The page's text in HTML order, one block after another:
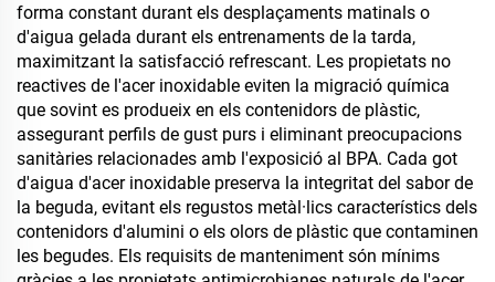
forma constant durant els desplaçaments matinals o
d'aigua gelada durant els entrenaments de la tarda,
maximitzant la satisfacció refrescant. Les propietats no
reactives de l'acer inoxidable eviten la migració química
que sovint es produeix en els contenidors de plàstic,
assegurant perfils de gust purs i eliminant preocupacions
sanitàries relacionades amb l'exposició al BPA. Cada got
d'aigua d'acer inoxidable preserva la integritat del sabor de
la beguda, evitant els regustos metàl·lics característics dels
contenidors d'alumini o els olors de plàstic que contaminen
les begudes. Els requisits de manteniment són mínims